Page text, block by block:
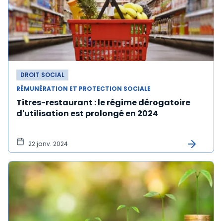
DROIT SOCIAL
RÉMUNÉRATION ET PROTECTION SOCIALE
Titres-restaurant : le régime dérogatoire
d'utilisation est prolongé en 2024
22 janv. 2024